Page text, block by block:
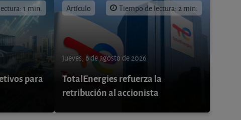
1 min.
para
Artículo Tiempo de lectura: 2 min.
jueves, 6 de agosto de 2026
TotalEnergies refuerza la
retribución al accionista